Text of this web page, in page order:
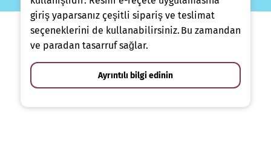
giriş yaparsanız çeşitli sipariş ve teslimat
seçeneklerini de kullanabilirsiniz. Bu zamandan
ve paradan tasarruf sağlar.
Ayrıntılı bilgi edinin